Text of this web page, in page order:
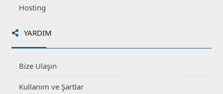
Hosting
YARDIM
Bize Ulaşın
Kullanım ve Şartlar